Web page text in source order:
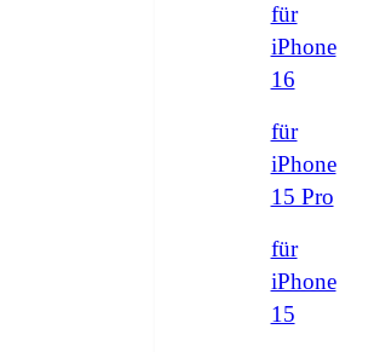
für
iPhone
16
für
iPhone
15 Pro
für
iPhone
15